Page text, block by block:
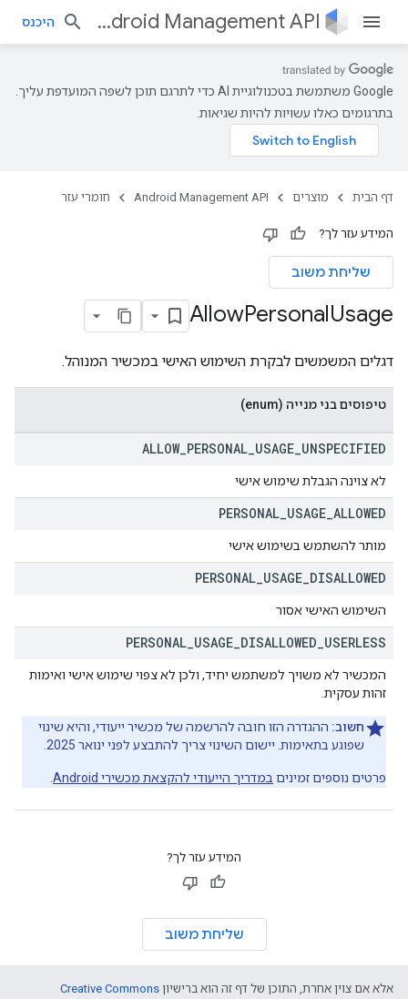
Android Management API היכנס
‫Google משתמשת בטכנולוגיית AI כדי לתרגם תוכן לשפה המועדפת עליך.
בתרגומים כאלו עשויות להיות שגיאות.
דף הבית מוצרים Android Management API חומרי עזר
המידע עזר לך?
שליחת משוב
AllowPersonalUsage
דגלים המשמשים לבקרת השימוש האישי במכשיר המנוהל.
טיפוסים בני מנייה (enum)
ALLOW_ PERSONAL USAGE UNSPECIFIED
לא צוינה הגבלת שימוש אישי
PERSONAL USAGE ALLOWED
מותר להשתמש בשימוש אישי
PERSONAL USAGE DISALLOWED
השימוש האישי אסור
PERSONAL USAGE DISALLOWED USERLESS
המכשיר לא משויך למשתמש יחיד, ולכן לא צפוי שימוש אישי ואימות
זהות עסקית.
חשוב: ההגדרה הזו חובה להרשמה של מכשיר ייעודי, והיא שינוי
שפוגע בתאימות. יישום השינוי צריך להתבצע לפני ינואר 2025.
פרטים נוספים זמינים במדריך הייעודי להקצאת מכשירי Android
המידע עזר לך?
שליחת משוב
אלא אם צוין אחרת, התוכן של דף זה הוא ברישיון Creative Commons